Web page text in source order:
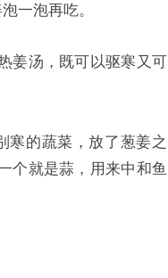
一泡再吃。
姜汤，既可以驱寒又可
寒的蔬菜，放了葱姜之
个就是蒜，用来中和鱼